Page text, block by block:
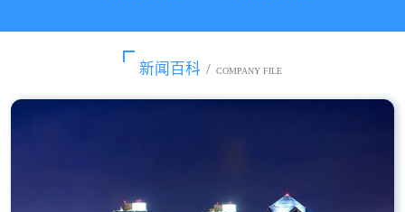
新闻百科 / COMPANY FILE